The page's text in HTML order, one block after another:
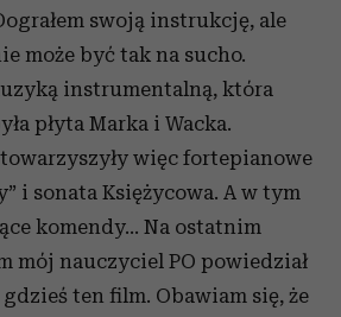
swoją instrukcję, ale
może być tak na sucho.
instrumentalną, która
płyta Marka i Wacka.
więc fortepianowe
i sonata Księżycowa. A w tym
komendy... Na ostatnim
mój nauczyciel PO powiedział
gdzieś ten film. Obawiam się, że